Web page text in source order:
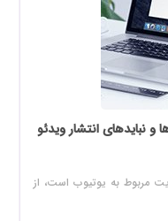
و نبایدهای انتشار ویدئو
مربوط به یوتیوب است، از